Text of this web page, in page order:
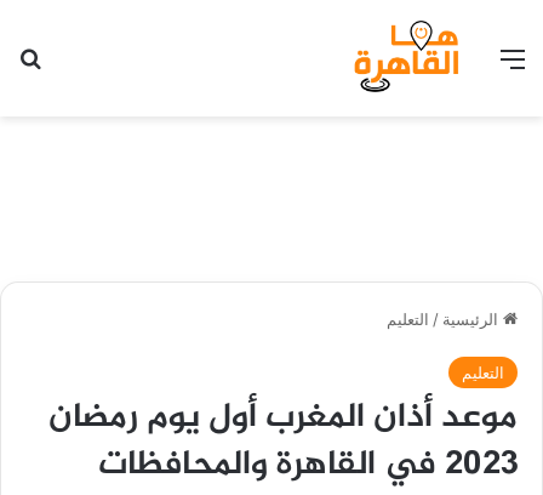
القائمة
الرئيسية / التعليم
التعليم
موعد أذان المغرب أول يوم رمضان
2023 في القاهرة والمحافظات